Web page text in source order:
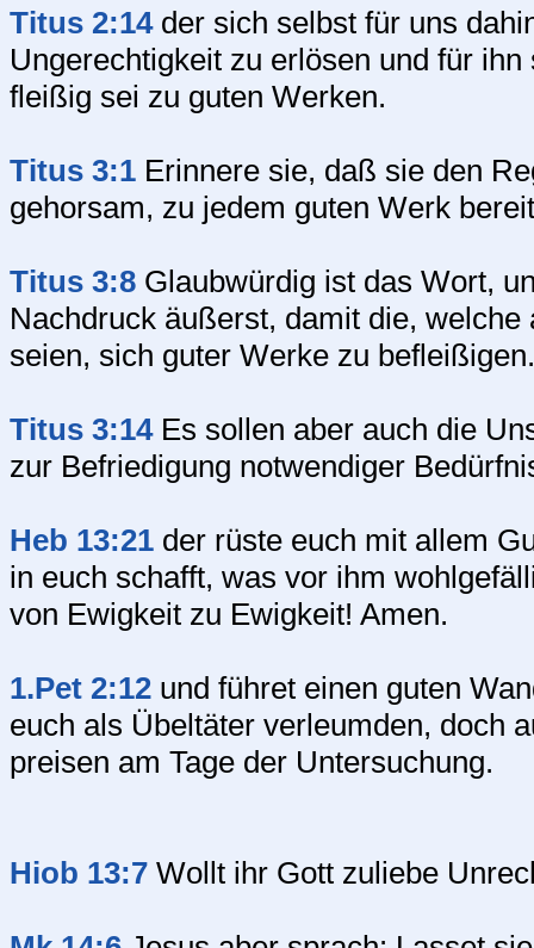
Titus 2:14der sich selbst für uns
Ungerechtigkeit zu erlösen und für
fleißig sei zu guten Werken.
Titus 3:1 Erinnere sie, daß sie den
gehorsam, zu jedem guten Werk
Titus 3:8 Glaubwürdig ist das Wort,
Nachdruck äußerst, damit die,
seien, sich guter Werke zu
Titus 3:14Es sollen aber auch die
zur Befriedigung notwendiger
Heb 13:21 der rüste euch mit allem
in euch schafft, was vor ihm
von Ewigkeit zu Ewigkeit! Amen.
1.Pet 2:12 und führet einen guten
euch als Übeltäter verleumden, doch
preisen am Tage der Untersuchung.
Hiob 13:7 Wollt ihr Gott zuliebe